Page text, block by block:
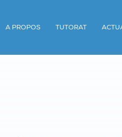
A PROPOS TUTORAT